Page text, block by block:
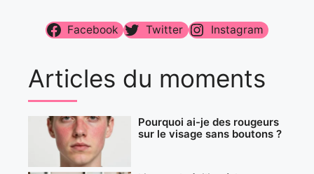
Facebook Twitter Instagram
Articles du moments
Pourquoi ai-je des rougeurs
sur le visage sans boutons ?